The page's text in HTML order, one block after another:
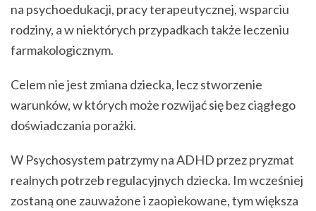
na psychoedukacji, pracy terapeutycznej, wsparciu
rodziny, a w niektórych przypadkach także leczeniu
farmakologicznym.
Celem nie jest zmiana dziecka, lecz stworzenie
warunków, w których może rozwijać się bez ciągłego
doświadczania porażki.
W Psychosystem patrzymy na ADHD przez pryzmat
realnych potrzeb regulacyjnych dziecka. Im wcześniej
zostaną one zauważone i zaopiekowane, tym większa